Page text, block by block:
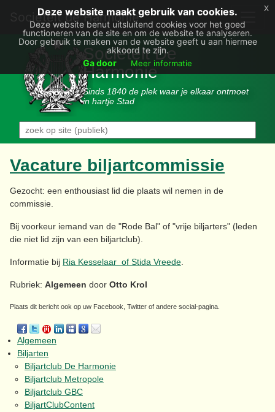
Deze website maakt gebruik van cookies.
Deze website benut uitsluitend cookies voor het goed
functioneren van de site en om de website te analyseren.
Door gebruik te maken van de website geeft u aan hiermee
akkoord te zijn.
Ga door
Meer informatie
x
Societëit de Harmonie
Sociëteit De
Harmonie
Sinds 1840 de plek waar je elkaar ontmoet
in hartje Stad
Vacature biljartcommissie
Gezocht: een enthousiast lid die plaats wil nemen in de
commissie.
Bij voorkeur iemand van de "Rode Bal" of "vrije biljarters" (leden
die niet lid zijn van een biljartclub).
Informatie bij Ria Kesselaar of Stida Vreede
Rubriek: Algemeen door Otto Krol
Plaats dit bericht ook op uw Facebook, Twitter of andere social-pagina.
Algemeen
Biljarten
Biljartclub De Harmonie
Biljartclub Metropole
Biljartclub GBC
BiljartClubContent